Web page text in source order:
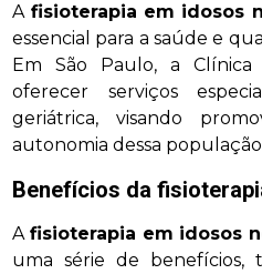
A fisioterapia em idosos
essencial para a saúde e
Em São Paulo, a
oferecer serviços
geriátrica, visando
autonomia dessa
Benefícios da
A fisioterapia em idosos
uma série de benefícios,